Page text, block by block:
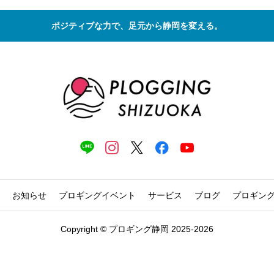
ポジティブな力で、足元から静岡を変える。
お知らせ プロギングイベント サービス ブログ プロギン
Copyright © プロギング静岡 2025-2026